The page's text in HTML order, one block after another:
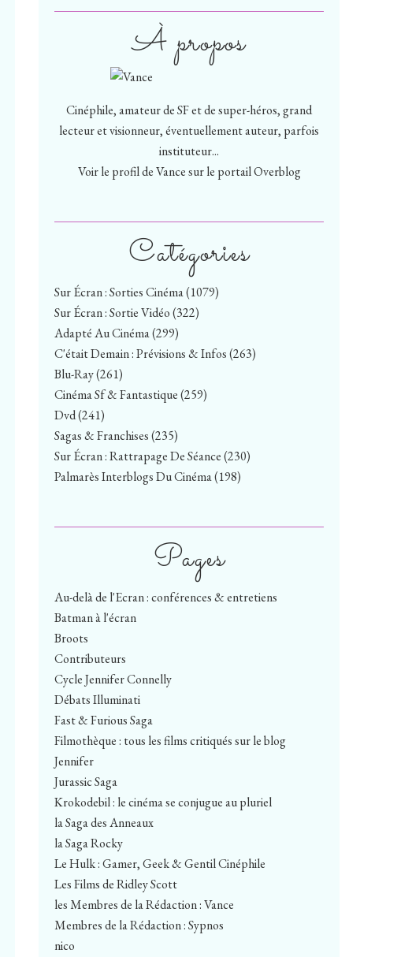
Catégories
Sur Écran : Sorties Cinéma(1079)
Sur Écran : Sortie Vidéo(322)
Adapté Au Cinéma(299)
C'était Demain : Prévisions & Infos(263)
Blu-Ray(261)
Cinéma Sf & Fantastique(259)
Dvd(241)
Sagas & Franchises(235)
Sur Écran : Rattrapage De Séance(230)
Palmarès Interblogs Du Cinéma(198)
Pages
Au-delà de l'Ecran : conférences & entretiens
Batman à l'écran
Broots
Contributeurs
Cycle Jennifer Connelly
Débats Illuminati
Fast & Furious Saga
Filmothèque : tous les films critiqués sur le blog
Jennifer
Jurassic Saga
Krokodebil : le cinéma se conjugue au pluriel
la Saga des Anneaux
la Saga Rocky
Le Hulk : Gamer, Geek & Gentil Cinéphile
Les Films de Ridley Scott
les Membres de la Rédaction : Vance
Membres de la Rédaction : Sypnos
nico
À propos
Cinéphile, amateur de SF et de super-héros, grand
lecteur et visionneur, éventuellement auteur, parfois
instituteur...
Voir le profil deVancesur le portail Overblog